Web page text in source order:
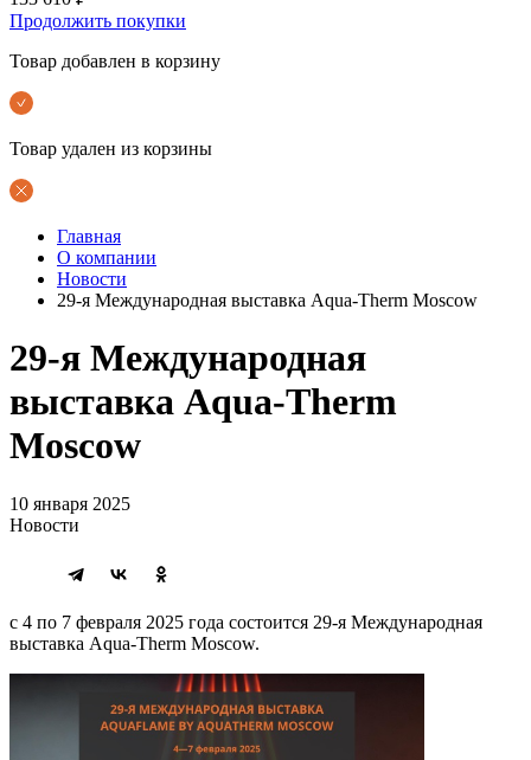
Продолжить покупки
Товар добавлен в корзину
Товар удален из корзины
Главная
О компании
Новости
29-я Международная выставка Aqua-Therm Moscow
29-я Международная
выставка Aqua-Therm
Moscow
10 января 2025
Новости
с 4 по 7 февраля 2025 года состоится 29-я Международная
выставка Aqua-Therm Moscow.